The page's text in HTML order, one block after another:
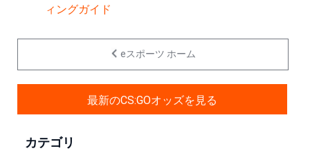
ィングガイド
eスポーツ ホーム
最新のCS:GOオッズを見る
カテゴリ